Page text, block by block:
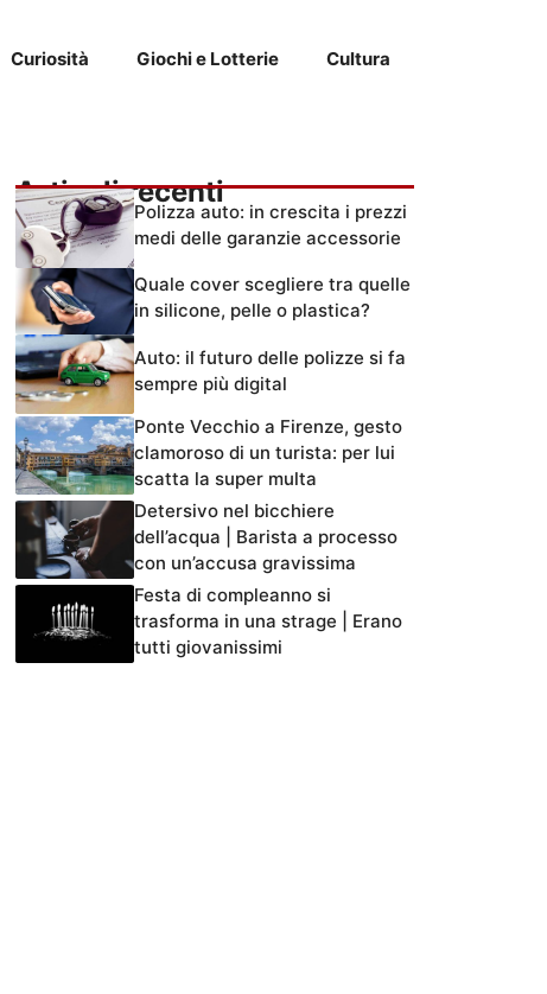
Curiosità Giochi e Lotterie Cultura
Articoli recenti
Polizza auto: in crescita i prezzi
medi delle garanzie accessorie
Quale cover scegliere tra quelle
in silicone, pelle o plastica?
Auto: il futuro delle polizze si fa
sempre più digital
Ponte Vecchio a Firenze, gesto
clamoroso di un turista: per lui
scatta la super multa
Detersivo nel bicchiere
dell’acqua | Barista a processo
con un’accusa gravissima
Festa di compleanno si
trasforma in una strage | Erano
tutti giovanissimi